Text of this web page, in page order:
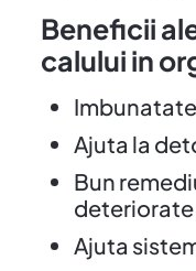
Beneficii
calului in
Ajuta la
Bun
Ajuta